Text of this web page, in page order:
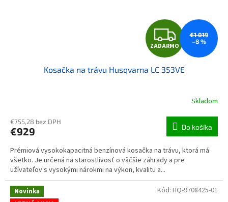
ZADARMO
€1 019
–8 %
Kosačka na trávu Husqvarna LC 353VE
Skladom
€755,28 bez DPH
€929 Do košíka
Prémiová vysokokapacitná benzínová kosačka na trávu, ktorá má
všetko. Je určená na starostlivosť o väčšie záhrady a pre
užívateľov s vysokými nárokmi na výkon, kvalitu a...
Novinka
Kód: HQ-9708425-01